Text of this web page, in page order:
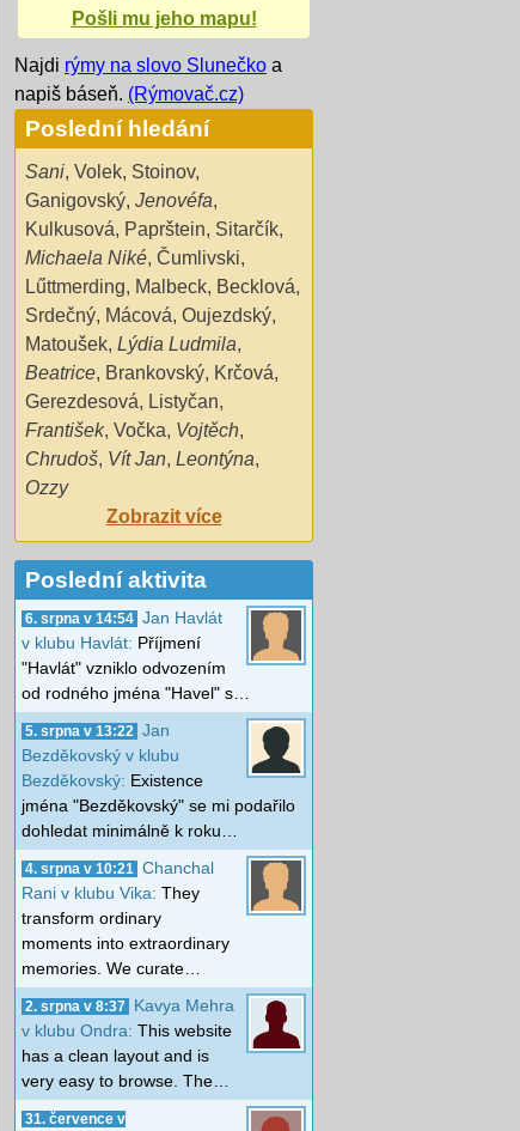
Pošli mu jeho mapu!
Najdi rýmy na slovo Slunečko a
napiš báseň. (Rýmovač.cz)
Poslední hledání
Sani, Volek, Stoinov,
Ganigovský, Jenovéfa,
Kulkusová, Paprštein, Sitarčík,
Michaela Niké, Čumlivski,
Lűttmerding, Malbeck, Becklová,
Srdečný, Mácová, Oujezdský,
Matoušek, Lýdia Ludmila,
Beatrice, Brankovský, Krčová,
Gerezdesová, Listyčan,
František, Vočka, Vojtěch,
Chrudoš, Vít Jan, Leontýna,
Ozzy
Zobrazit více
Poslední aktivita
6. srpna v 14:54 Jan Havlát
v klubu Havlát: Příjmení
"Havlát" vzniklo odvozením
od rodného jména "Havel" s…
5. srpna v 13:22
Jan
Bezděkovský v klubu
Bezděkovský: Existence
jména "Bezděkovský" se mi podařilo
dohledat minimálně k roku…
4. srpna v 10:21
Chanchal
Rani v klubu Vika: They
transform ordinary
moments into extraordinary
memories. We curate…
2. srpna v 8:37
Kavya Mehra
v klubu Ondra: This website
has a clean layout and is
very easy to browse. The…
31. července v